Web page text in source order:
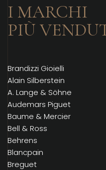
I MARCHI
PIÙ
Brandizzi Gioielli
Alain Silberstein
A. Lange & Söhne
Audemars Piguet
Baume & Mercier
Bell & Ross
Behrens
Blancpain
Breguet